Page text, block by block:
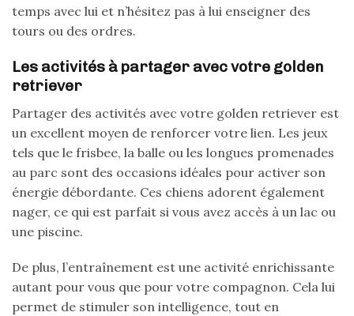
temps avec lui et n’hésitez pas à lui enseigner des
tours ou des ordres.
Les activités à partager avec votre golden
retriever
Partager des activités avec votre golden retriever est
un excellent moyen de renforcer votre lien. Les jeux
tels que le frisbee, la balle ou les longues promenades
au parc sont des occasions idéales pour activer son
énergie débordante. Ces chiens adorent également
nager, ce qui est parfait si vous avez accès à un lac ou
une piscine.
De plus, l’entraînement est une activité enrichissante
autant pour vous que pour votre compagnon. Cela lui
permet de stimuler son intelligence, tout en